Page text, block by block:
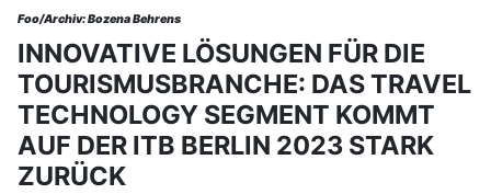
Foo/Archiv: Bozena Behrens
INNOVATIVE LÖSUNGEN FÜR DIE
TOURISMUSBRANCHE: DAS TRAVEL
TECHNOLOGY SEGMENT KOMMT
AUF DER ITB BERLIN 2023 STARK
ZURÜCK